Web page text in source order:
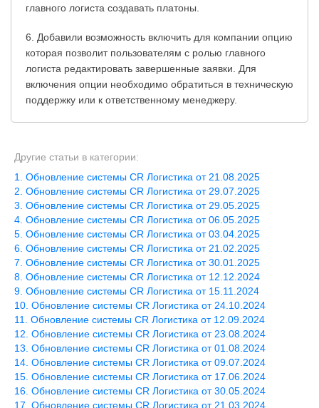
главного логиста создавать платоны.
6. Добавили возможность включить для компании опцию
которая позволит пользователям с ролью главного
логиста редактировать завершенные заявки. Для
включения опции необходимо обратиться в техническую
поддержку или к ответственному менеджеру.
Другие статьи в категории:
Обновление системы CR Логистика от 21.08.2025
Обновление системы CR Логистика от 29.07.2025
Обновление системы CR Логистика от 29.05.2025
Обновление системы CR Логистика от 06.05.2025
Обновление системы CR Логистика от 03.04.2025
Обновление системы CR Логистика от 21.02.2025
Обновление системы CR Логистика от 30.01.2025
Обновление системы CR Логистика от 12.12.2024
Обновление системы CR Логистика от 15.11.2024
Обновление системы CR Логистика от 24.10.2024
Обновление системы CR Логистика от 12.09.2024
Обновление системы CR Логистика от 23.08.2024
Обновление системы CR Логистика от 01.08.2024
Обновление системы CR Логистика от 09.07.2024
Обновление системы CR Логистика от 17.06.2024
Обновление системы CR Логистика от 30.05.2024
Обновление системы CR Логистика от 21.03.2024